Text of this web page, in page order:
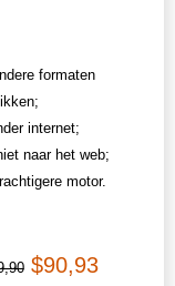
formaten
internet;
naar het web;
motor.
$90,93